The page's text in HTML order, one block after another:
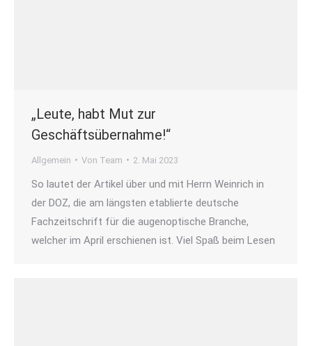
„Leute, habt Mut zur
Geschäftsübernahme!“
Allgemein Von Team 2. Mai 2023
So lautet der Artikel über und mit Herrn Weinrich in
der DOZ, die am längsten etablierte deutsche
Fachzeitschrift für die augenoptische Branche,
welcher im April erschienen ist. Viel Spaß beim Lesen